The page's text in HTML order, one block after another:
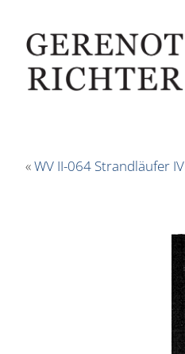
«WV II-064 Strandläufer IV